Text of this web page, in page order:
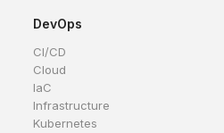
DevOps
CI/CD
Cloud
IaC
Infrastructure
Kubernetes